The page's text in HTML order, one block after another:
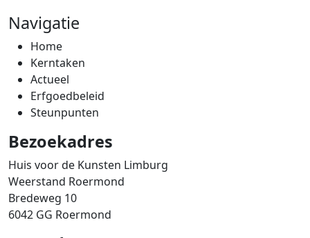
Navigatie
Home
Kerntaken
Actueel
Erfgoedbeleid
Steunpunten
Bezoekadres
Huis voor de Kunsten Limburg
Weerstand Roermond
Bredeweg 10
6042 GG Roermond